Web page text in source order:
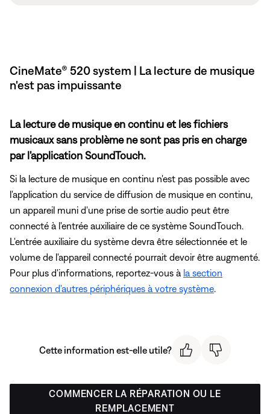
CineMate® 520 system | La lecture de musique
n'est pas impuissante
La lecture de musique en continu et les fichiers
musicaux sans problème ne sont pas pris en charge
par l'application SoundTouch.
Si la lecture de musique en continu n'est pas possible avec
l'application du service de diffusion de musique en continu,
un appareil muni d'une prise de sortie audio peut être
connecté à l'entrée auxiliaire de ce système SoundTouch.
L'entrée auxiliaire du système devra être sélectionnée et le
volume de l'appareil connecté pourrait devoir être augmenté.
Pour plus d'informations, reportez-vous à la section
connexion d'autres périphériques à votre système.
Cette information est-elle utile?
COMMENCER LA RÉPARATION OU LE
REMPLACEMENT